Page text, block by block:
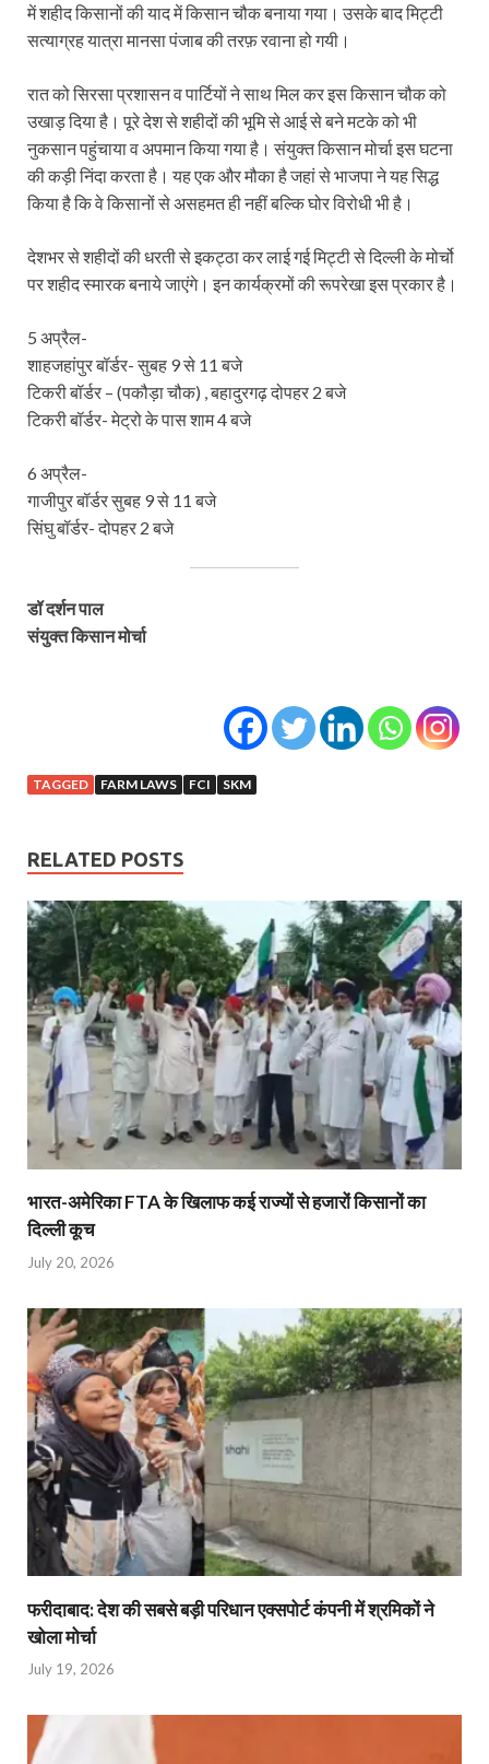
में शहीद किसानों की याद में किसान चौक बनाया गया। उसके बाद मिट्टी
सत्याग्रह यात्रा मानसा पंजाब की तरफ़ रवाना हो गयी।
रात को सिरसा प्रशासन व पार्टियों ने साथ मिल कर इस किसान चौक को
उखाड़ दिया है। पूरे देश से शहीदों की भूमि से आई से बने मटके को भी
नुकसान पहुंचाया व अपमान किया गया है। संयुक्त किसान मोर्चा इस घटना
की कड़ी निंदा करता है। यह एक और मौका है जहां से भाजपा ने यह सिद्ध
किया है कि वे किसानों से असहमत ही नहीं बल्कि घोर विरोधी भी है।
देशभर से शहीदों की धरती से इकट्ठा कर लाई गई मिट्टी से दिल्ली के मोर्चो
पर शहीद स्मारक बनाये जाएंगे। इन कार्यक्रमों की रूपरेखा इस प्रकार है।
5 अप्रैल-
शाहजहांपुर बॉर्डर- सुबह 9 से 11 बजे
टिकरी बॉर्डर – (पकौड़ा चौक) , बहादुरगढ़ दोपहर 2 बजे
टिकरी बॉर्डर- मेट्रो के पास शाम 4 बजे
6 अप्रैल-
गाजीपुर बॉर्डर सुबह 9 से 11 बजे
सिंघु बॉर्डर- दोपहर 2 बजे
डॉ दर्शन पाल
संयुक्त किसान मोर्चा
TAGGED FARM LAWS FCI SKM
RELATED POSTS
भारत-अमेरिका FTA के खिलाफ कई राज्यों से हजारों किसानों का
दिल्ली कूच
July 20, 2026
फरीदाबाद: देश की सबसे बड़ी परिधान एक्सपोर्ट कंपनी में श्रमिकों ने
खोला मोर्चा
July 19, 2026